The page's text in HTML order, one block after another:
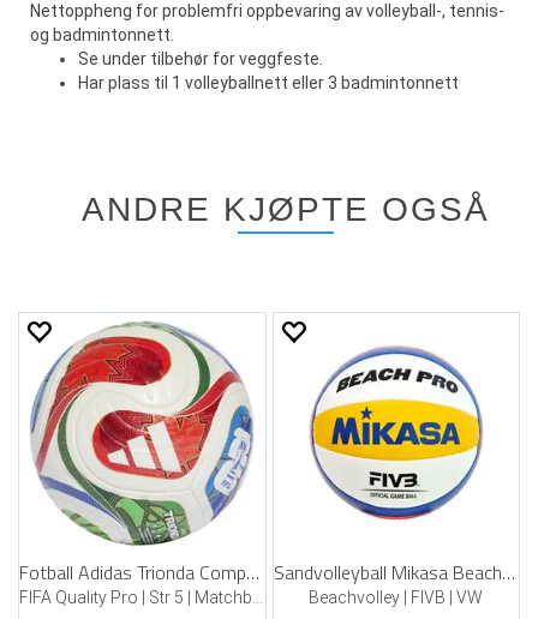
Nettoppheng for problemfri oppbevaring av volleyball-, tennis-
og badmintonnett.
Se under tilbehør for veggfeste.
Har plass til 1 volleyballnett eller 3 badmintonnett
ANDRE KJØPTE OGSÅ
Fotball Adidas Trionda Competition Sandvolleyball Mikasa Beach PRO BV550C
Beachvolley | FIVB | VW